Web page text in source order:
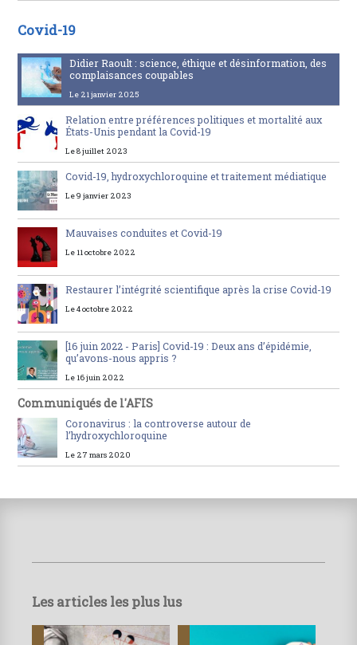
Covid-19
Didier Raoult : science, éthique et désinformation, des
complaisances coupables
Le 21 janvier 2025
Relation entre préférences politiques et mortalité aux
États-Unis pendant la Covid-19
Le 8 juillet 2023
Covid-19, hydroxychloroquine et traitement médiatique
Le 9 janvier 2023
Mauvaises conduites et Covid-19
Le 11 octobre 2022
Restaurer l’intégrité scientifique après la crise Covid-19
Le 4 octobre 2022
[16 juin 2022 - Paris] Covid-19 : Deux ans d’épidémie,
qu’avons-nous appris ?
Le 16 juin 2022
Communiqués de l'AFIS
Coronavirus : la controverse autour de
l’hydroxychloroquine
Le 27 mars 2020
Les articles les plus lus